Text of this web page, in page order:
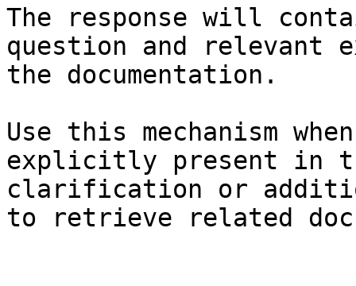
The response will
question and relevant
the documentation.
Use this mechanism
explicitly present in
clarification or